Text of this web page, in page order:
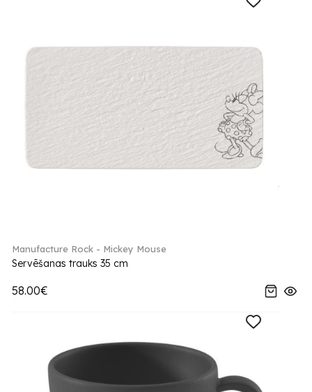
Manufacture Rock - Mickey Mouse
Servēšanas trauks 35 cm
58.00€